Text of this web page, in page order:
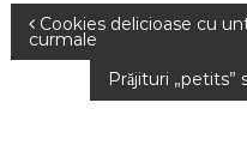
Navigare
Cookies delicioase cu
curmale
Prăjituri „petits”